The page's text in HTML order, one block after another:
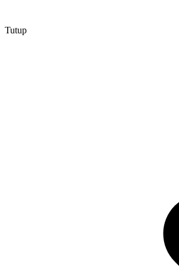
Tutup